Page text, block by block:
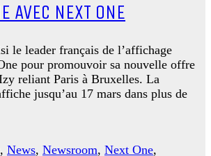
AVEC NEXT ONE
le leader français de l’affichage
pour promouvoir sa nouvelle offre
reliant Paris à Bruxelles. La
jusqu’au 17 mars dans plus de
, News, Newsroom, Next One,